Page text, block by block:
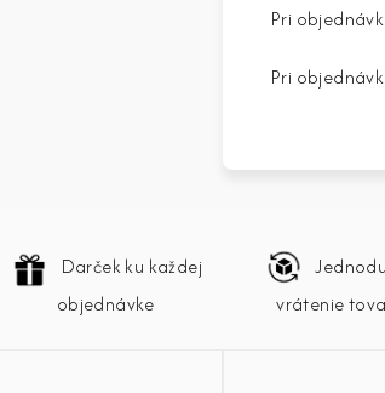
Pri
Pri
Darček ku každej
objednávke
vrátenie